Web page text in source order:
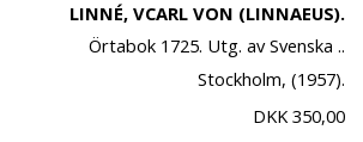
LINNÉ, VCARL VON (LINNAEUS).
Örtabok 1725. Utg. av Svenska ..
Stockholm, (1957).
DKK 350,00